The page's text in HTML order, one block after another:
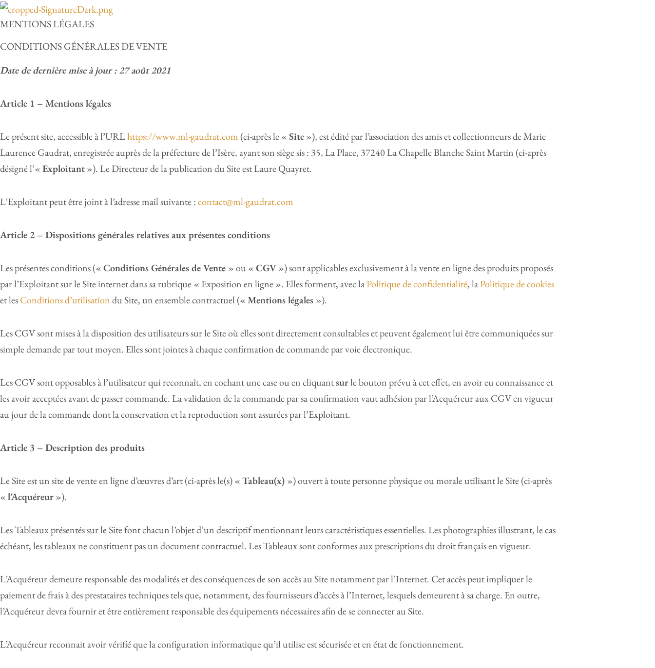
MENTIONS LÉGALES
CONDITIONS GÉNÉRALES DE VENTE
Date de dernière mise à jour : 27 août 2021
Article 1 – Mentions légales
Le présent site, accessible à l’URLhttps://www.ml-gaudrat.com(ci-après le «Site»), est édité par l’association des amis et collectionneurs de Marie
Laurence Gaudrat, enregistrée auprès de la préfecture de l’Isère, ayant son siège sis : 35, La Place, 37240 La Chapelle Blanche Saint Martin (ci-après
désigné l’«Exploitant»). Le Directeur de la publication du Site est Laure Quayret.
L’Exploitant peut être joint à l’adresse mail suivante :contact@ml-gaudrat.com
Article 2 – Dispositions générales relatives aux présentes conditions
Les présentes conditions («Conditions Générales de Vente » ou «CGV») sont applicables exclusivement à la vente en ligne des produits proposés
par l’Exploitant sur le Site internet dans sa rubrique « Exposition en ligne ». Elles forment, avec laPolitique de confidentialité, laPolitique de cookies
et lesConditions d’utilisationdu Site, un ensemble contractuel («Mentions légales »).
Les CGV sont mises à la disposition des utilisateurs sur le Site où elles sont directement consultables et peuvent également lui être communiquées sur
simple demande par tout moyen. Elles sont jointes à chaque confirmation de commande par voie électronique.
Les CGV sont opposables à l’utilisateur qui reconnaît, en cochant une case ou en cliquantsurle bouton prévu à cet effet, en avoir eu connaissance et
les avoir acceptées avant de passer commande. La validation de la commande par sa confirmation vaut adhésion par l’Acquéreur aux CGV en vigueur
au jour de la commande dont la conservation et la reproduction sont assurées par l’Exploitant.
Article 3 – Description des produits
Le Site est un site de vente en ligne d’œuvres d’art (ci-après le(s) «Tableau(x) ») ouvert à toute personne physique ou morale utilisant le Site (ci-après
«l’Acquéreur»).
Les Tableaux présentés sur le Site font chacun l’objet d’un descriptif mentionnant leurs caractéristiques essentielles. Les photographies illustrant, le cas
échéant, les tableaux ne constituent pas un document contractuel. Les Tableaux sont conformes aux prescriptions du droit français en vigueur.
L’Acquéreur demeure responsable des modalités et des conséquences de son accès au Site notamment par l’Internet. Cet accès peut impliquer le
paiement de frais à des prestataires techniques tels que, notamment, des fournisseurs d’accès à l’Internet, lesquels demeurent à sa charge. En outre,
l’Acquéreur devra fournir et être entièrement responsable des équipements nécessaires afin de se connecter au Site.
L’Acquéreur reconnait avoir vérifié que la configuration informatique qu’il utilise est sécurisée et en état de fonctionnement.